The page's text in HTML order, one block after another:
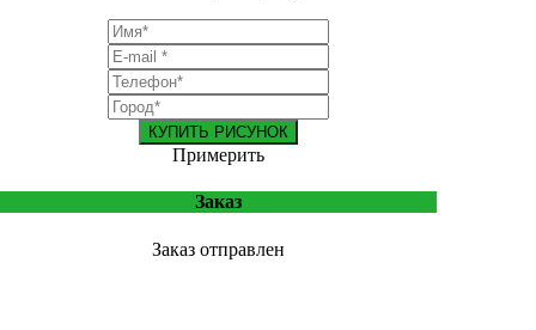
КУПИТЬ РИСУНОК
Примерить
Заказ
Заказ отправлен